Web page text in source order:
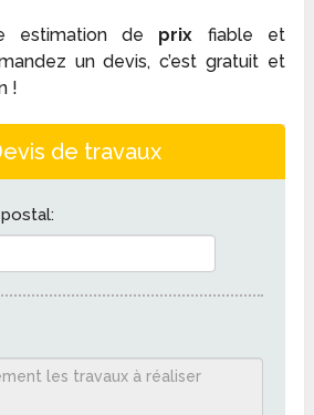
estimation de prix fiable et
un devis, c’est gratuit et
!
de travaux